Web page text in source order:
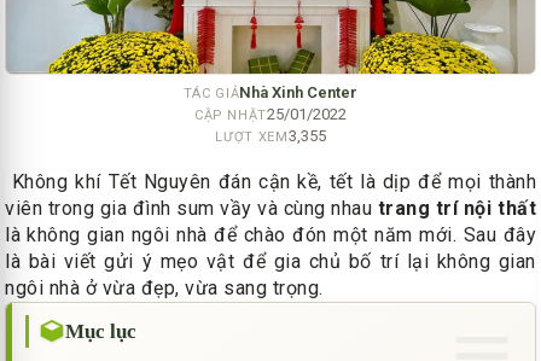
TÁC GIẢNhà Xinh Center
CẬP NHẬT25/01/2022
LƯỢT XEM3,355
Không khí Tết Nguyên đán cận kề, tết là dịp để mọi thành
viên trong gia đình sum vầy và cùng nhau trang trí nội thất
là không gian ngôi nhà để chào đón một năm mới. Sau đây
là bài viết gửi ý mẹo vật để gia chủ bố trí lại không gian
ngôi nhà ở vừa đẹp, vừa sang trọng.
Mục lục